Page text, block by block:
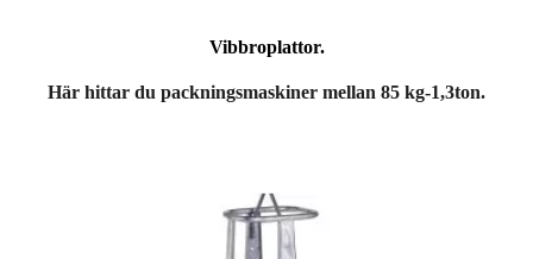
Vibbroplattor.
Här hittar du packningsmaskiner mellan 85 kg-1,3ton.